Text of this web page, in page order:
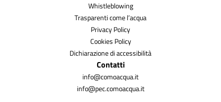
Whistleblowing
Trasparenti come l’acqua
Privacy Policy
Cookies Policy
Dichiarazione di accessibilità
Contatti
info@comoacqua.it
info@pec.comoacqua.it